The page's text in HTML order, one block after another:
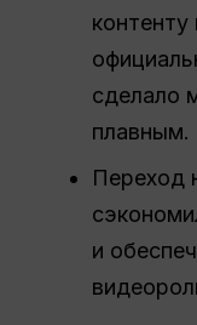
сделало
плавным.
Переход
и